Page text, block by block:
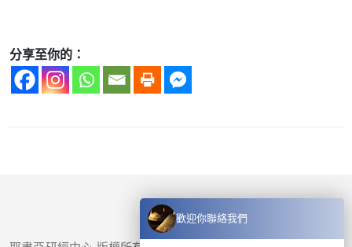
分享至你的：
歡迎你聯絡我們